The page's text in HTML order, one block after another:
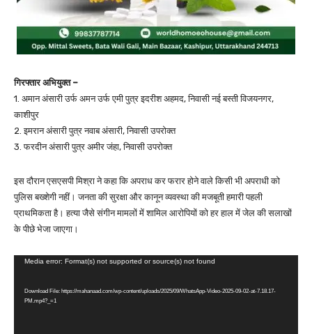
गिरफ्तार अभियुक्त –
1. अमान अंसारी उर्फ अमन उर्फ एमी पुत्र इदरीश अहमद, निवासी नई बस्ती विजयनगर,
काशीपुर
2. इमरान अंसारी पुत्र नवाब अंसारी, निवासी उपरोक्त
3. फरदीन अंसारी पुत्र अमीर जंहा, निवासी उपरोक्त
इस दौरान एसएसपी मिश्रा ने कहा कि अपराध कर फरार होने वाले किसी भी अपराधी को
पुलिस बख्शेगी नहीं। जनता की सुरक्षा और कानून व्यवस्था की मजबूती हमारी पहली
प्राथमिकता है। हत्या जैसे संगीन मामलों में शामिल आरोपियों को हर हाल में जेल की सलाखों
के पीछे भेजा जाएगा।
Media error: Format(s) not supported or source(s) not found
Download File: https://mahanaad.com/wp-content/uploads/2025/09/WhatsApp-Video-2025-09-02-at-7.18.17-
PM.mp4?_=1